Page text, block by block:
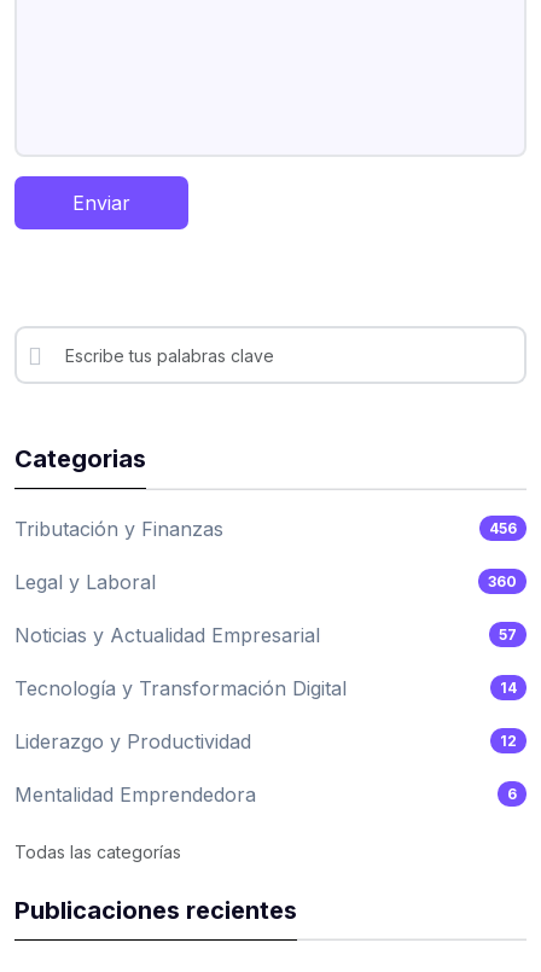
Enviar
Categorias
Tributación y Finanzas 456
Legal y Laboral 360
Noticias y Actualidad Empresarial 57
Tecnología y Transformación Digital 14
Liderazgo y Productividad 12
Mentalidad Emprendedora 6
Todas las categorías
Publicaciones recientes